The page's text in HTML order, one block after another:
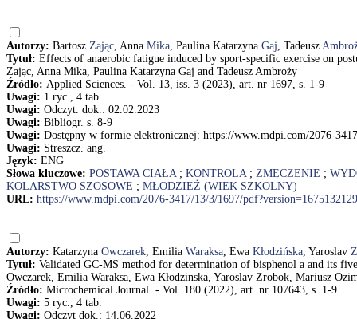
Autorzy: Bartosz Zając, Anna Mika, Paulina Katarzyna Gaj, Tadeusz
Tytuł: Effects of anaerobic fatigue induced by sport-specific exercise on
Zając, Anna Mika, Paulina Katarzyna Gaj and Tadeusz Ambroży
Źródło: Applied Sciences. - Vol. 13, iss. 3 (2023), art. nr 1697, s. 1-9
Uwagi: 1 ryc., 4 tab.
Uwagi: Odczyt. dok.: 02.02.2023
Uwagi: Bibliogr. s. 8-9
Uwagi: Dostępny w formie elektronicznej: https://www.mdpi.com/2076-
Uwagi: Streszcz. ang.
Język: ENG
Słowa kluczowe: POSTAWA CIAŁA; KONTROLA; ZMĘCZENIE ;
KOLARSTWO SZOSOWE ; MŁODZIEŻ (WIEK SZKOLNY)
URL: https://www.mdpi.com/2076-3417/13/3/1697/pdf?version=1675132129
Autorzy: Katarzyna Owczarek, Emilia Waraksa, Ewa Kłodzińska, Yaroslav
Tytuł: Validated GC-MS method for determination of bisphenol a and its
Owczarek, Emilia Waraksa, Ewa Kłodzinska, Yaroslav Zrobok, Mariusz
Źródło: Microchemical Journal. - Vol. 180 (2022), art. nr 107643, s. 1-9
Uwagi: 5 ryc., 4 tab.
Uwagi: Odczyt dok.: 14.06.2022